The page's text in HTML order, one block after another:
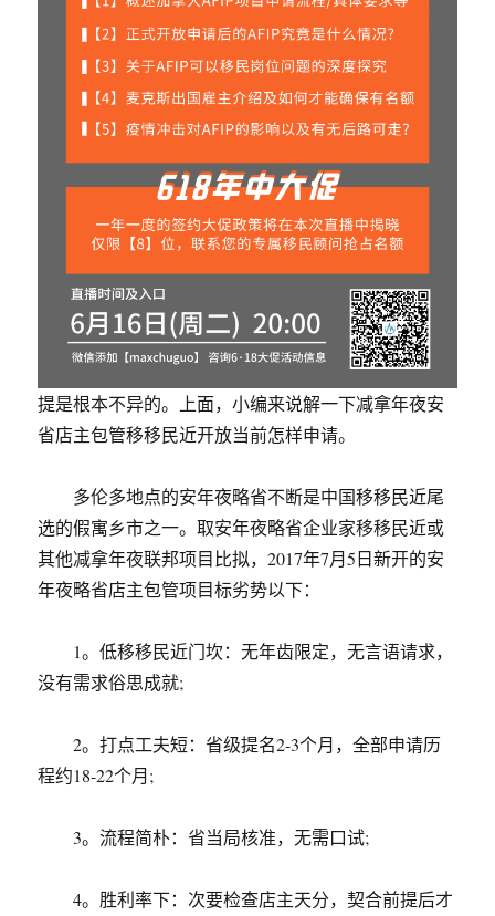
提是根本不异的。上面，小编来说解一下减拿年夜安
省店主包管移移民近开放当前怎样申请。
多伦多地点的安年夜略省不断是中国移移民近尾
选的假寓乡市之一。取安年夜略省企业家移移民近或
其他减拿年夜联邦项目比拟，2017年7月5日新开的安
年夜略省店主包管项目标劣势以下：
1。低移移民近门坎：无年齿限定，无言语请求，
没有需求俗思成就;
2。打点工夫短：省级提名2-3个月，全部申请历
程约18-22个月;
3。流程简朴：省当局核准，无需口试;
4。胜利率下：次要检查店主天分，契合前提后才